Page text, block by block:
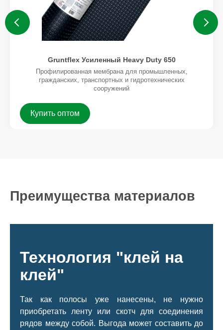
Gruntflex Усиленный Heavy Duty 650
Профилированная мембрана для промышленных,
гражданских, транспортных и гидротехнических
сооружений
Купить оптом
Преимущества материалов
Технология "клей на
клей"
Так как полосы уже нанесены, не нужно
приобретать ленту или скотч для соединения
рядов между собой. Выгода может составить до